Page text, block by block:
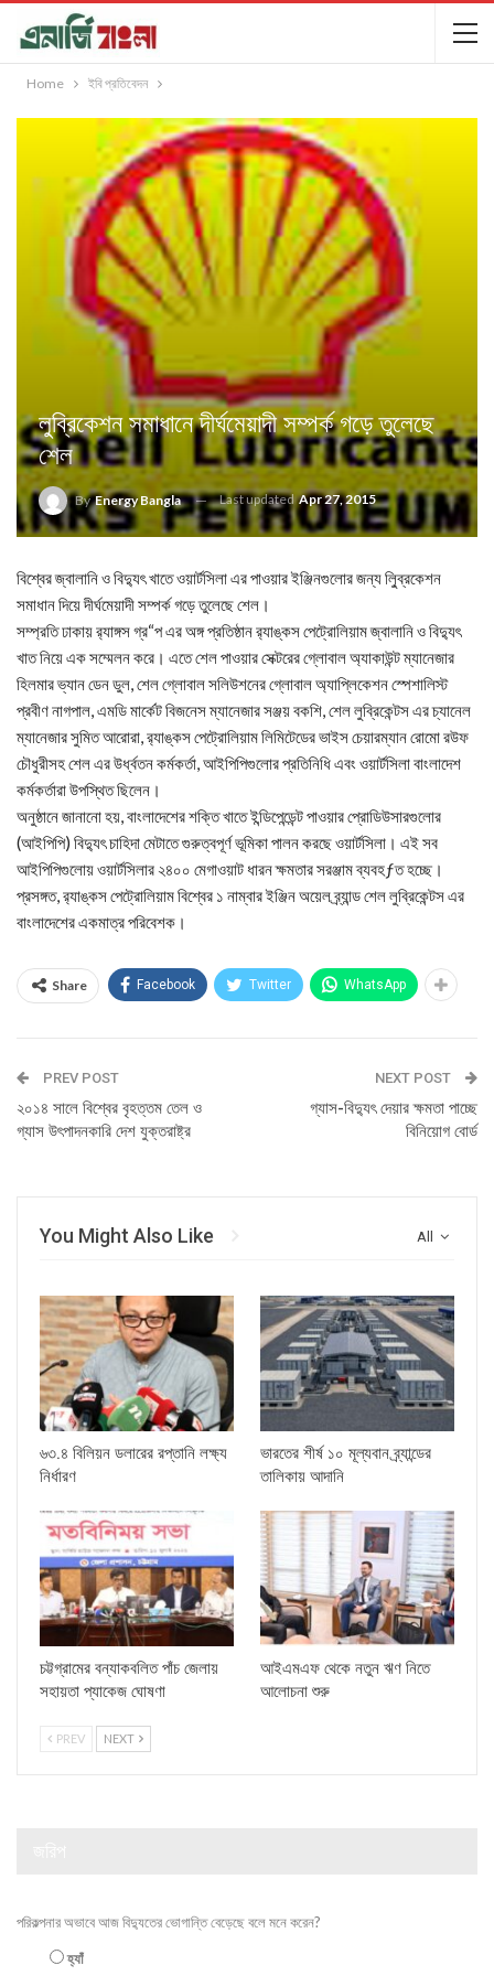
Home ইবি প্রতিবেদন
লু্ব্রিকেশন সমাধানে দীর্ঘমেয়াদী সম্পর্ক গড়ে তুলেছে
শেল
ByEnergy Bangla Last updatedApr 27, 2015
বিশ্বের জ্বালানি ও বিদ্যুৎ খাতে ওয়ার্টসিলা এর পাওয়ার ইঞ্জিনগুলোর জন্য লু্িব্রকেশন
সমাধান দিয়ে দীর্ঘমেয়াদী সম্পর্ক গড়ে তুলেছে শেল।
সম্প্রতি ঢাকায় র‌্যাঙ্গস গ্র“প এর অঙ্গ প্রতিষ্ঠান র‌্যাঙ্কস পেট্রোলিয়াম জ্বালানি ও বিদ্যুৎ
খাত নিয়ে এক সম্মেলন করে। এতে শেল পাওয়ার সেক্টরের গ্লোবাল অ্যাকাউন্ট ম্যানেজার
হিলমার ভ্যান ডেন ডুল, শেল গ্লোবাল সলিউশনের গ্লোবাল অ্যাপ্লিকেশন স্পেশালিস্ট
প্রবীণ নাগপাল, এমডি মার্কেট বিজনেস ম্যানেজার সঞ্জয় বকশি, শেল লুব্রিকেন্টস এর চ্যানেল
ম্যানেজার সুমিত আরোরা, র‌্যাঙ্কস পেট্রোলিয়াম লিমিটেডের ভাইস চেয়ারম্যান রোমো রউফ
চৌধুরীসহ শেল এর উর্ধ্বতন কর্মকর্তা, আইপিপিগুলোর প্রতিনিধি এবং ওয়ার্টসিলা বাংলাদেশ
কর্মকর্তারা উপস্থিত ছিলেন।
অনুষ্ঠানে জানানো হয়, বাংলাদেশের শক্তি খাতে ইন্ডিপেন্ডেন্ট পাওয়ার প্রোডিউসারগুলোর
(আইপিপি) বিদ্যুৎ চাহিদা মেটাতে গুরুত্বপূর্ণ ভূমিকা পালন করছে ওয়ার্টসিলা। এই সব
আইপিপিগুলোয় ওয়ার্টসিলার ২৪০০ মেগাওয়াট ধারন ক্ষমতার সরঞ্জাম ব্যবহƒত হচ্ছে।
প্রসঙ্গত, র‌্যাঙ্কস পেট্রোলিয়াম বিশ্বের ১ নাম্বার ইঞ্জিন অয়েল ব্র্যান্ড শেল লুব্রিকেন্টস এর
বাংলাদেশের একমাত্র পরিবেশক।
Share Facebook Twitter WhatsApp
PREV POST
২০১৪ সালে বিশ্বের বৃহত্তম তেল ও
গ্যাস উৎপাদনকারি দেশ যুক্তরাষ্ট্র
NEXT POST
গ্যাস-বিদ্যুৎ দেয়ার ক্ষমতা পাচ্ছে
বিনিয়োগ বোর্ড
All
You Might Also Like
৬৩.৪ বিলিয়ন ডলারের রপ্তানি লক্ষ্য
নির্ধারণ
ভারতের শীর্ষ ১০ মূল্যবান ব্র্যান্ডের
তালিকায় আদানি
চট্টগ্রামের বন্যাকবলিত পাঁচ জেলায়
সহায়তা প্যাকেজ ঘোষণা
আইএমএফ থেকে নতুন ঋণ নিতে
আলোচনা শুরু
PREV NEXT
পরিকল্পনার অভাবে আজ বিদ্যুতের ভোগান্তি বেড়েছে বলে মনে করেন?
হ্যাঁ